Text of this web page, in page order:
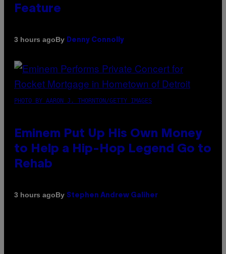
Feature
3 hours agoBy Denny Connolly
PHOTO BY AARON J. THORNTON/GETTY IMAGES
Eminem Put Up His Own Money
to Help a Hip-Hop Legend Go to
Rehab
3 hours agoBy Stephen Andrew Galiher